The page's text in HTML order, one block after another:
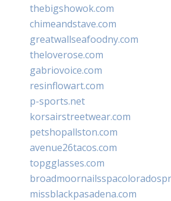
thebigshowok.com
chimeandstave.com
greatwallseafoodny.com
theloverose.com
gabriovoice.com
resinflowart.com
p-sports.net
korsairstreetwear.com
petshopallston.com
avenue26tacos.com
topgglasses.com
missblackpasadena.com